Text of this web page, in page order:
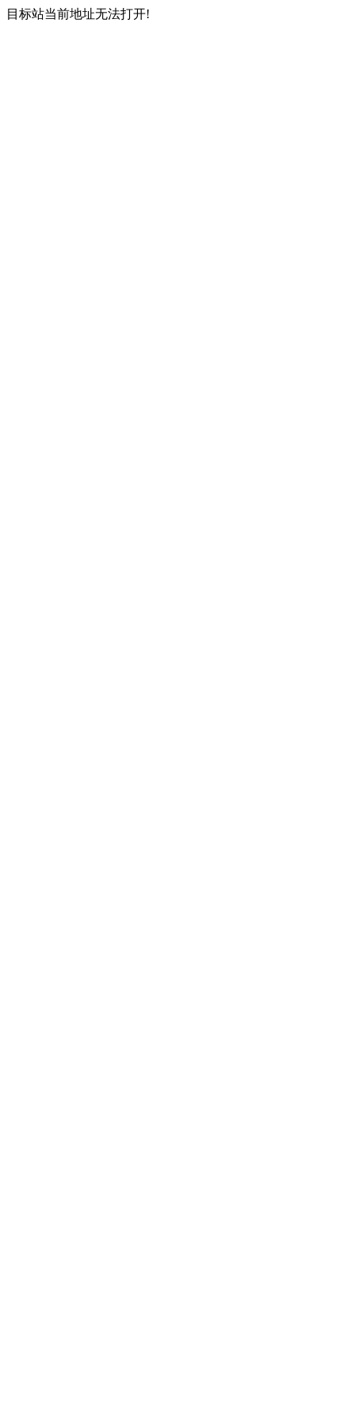
目标站当前地址无法打开!